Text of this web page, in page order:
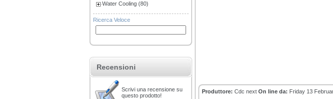
Water Cooling (80)
Ricerca Veloce
Recensioni
Scrivi una recensione su
questo prodotto!
Produttore: Cdc next On line da: Friday 13